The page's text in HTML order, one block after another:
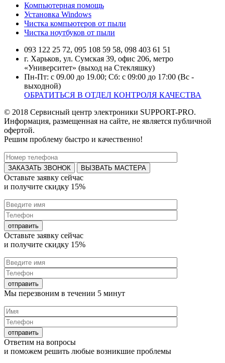
Компьютерная помощь
Установка Windows
Чистка компьютеров от пыли
Чистка ноутбуков от пыли
093 122 25 72, 095 108 59 58, 098 403 61 51
г. Харьков, ул. Сумская 39, офис 206, метро
«Университет» (выход на Стекляшку)
Пн-Пт: с 09.00 до 19.00; Сб: с 09:00 до 17:00 (Вс -
выходной)
ОБРАТИТЬСЯ В ОТДЕЛ КОНТРОЛЯ КАЧЕСТВА
© 2018 Сервисный центр электроники SUPPORT-PRO.
Информация, размещенная на сайте, не является публичной
офертой.
Решим проблему быстро и качественно!
ВЫЗВАТЬ МАСТЕРА
Оставьте заявку сейчас
и получите скидку 15%
Оставьте заявку сейчас
и получите скидку 15%
Мы перезвоним в течении 5 минут
Ответим на вопросы
и поможем решить любые возникшие проблемы